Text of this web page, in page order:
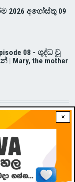
×
2026 අගෝස්තු 09
08 - ශුද්ධ වූ
Mary, the mother